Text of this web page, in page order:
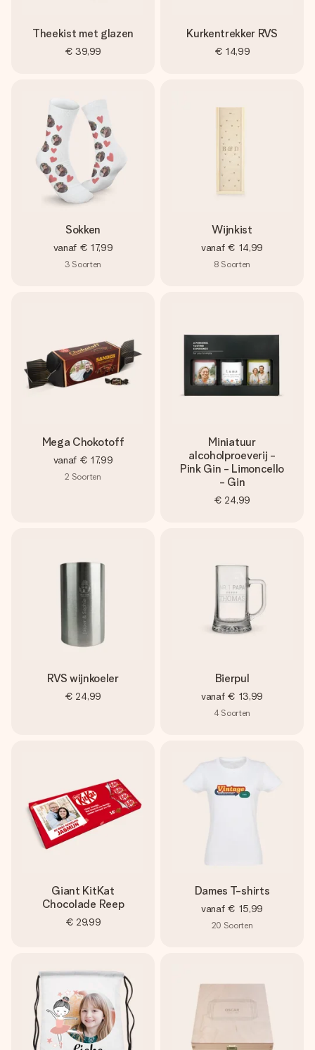
Theekist met glazen
€ 39,99
Kurkentrekker RVS
€ 14,99
Sokken
vanaf € 17,99
3 Soorten
Wijnkist
vanaf € 14,99
8 Soorten
Mega Chokotoff
vanaf € 17,99
2 Soorten
Miniatuur
alcoholproeverij -
Pink Gin - Limoncello
- Gin
€ 24,99
RVS wijnkoeler
€ 24,99
Bierpul
vanaf € 13,99
4 Soorten
Giant KitKat
Chocolade Reep
€ 29,99
Dames T-shirts
vanaf € 15,99
20 Soorten